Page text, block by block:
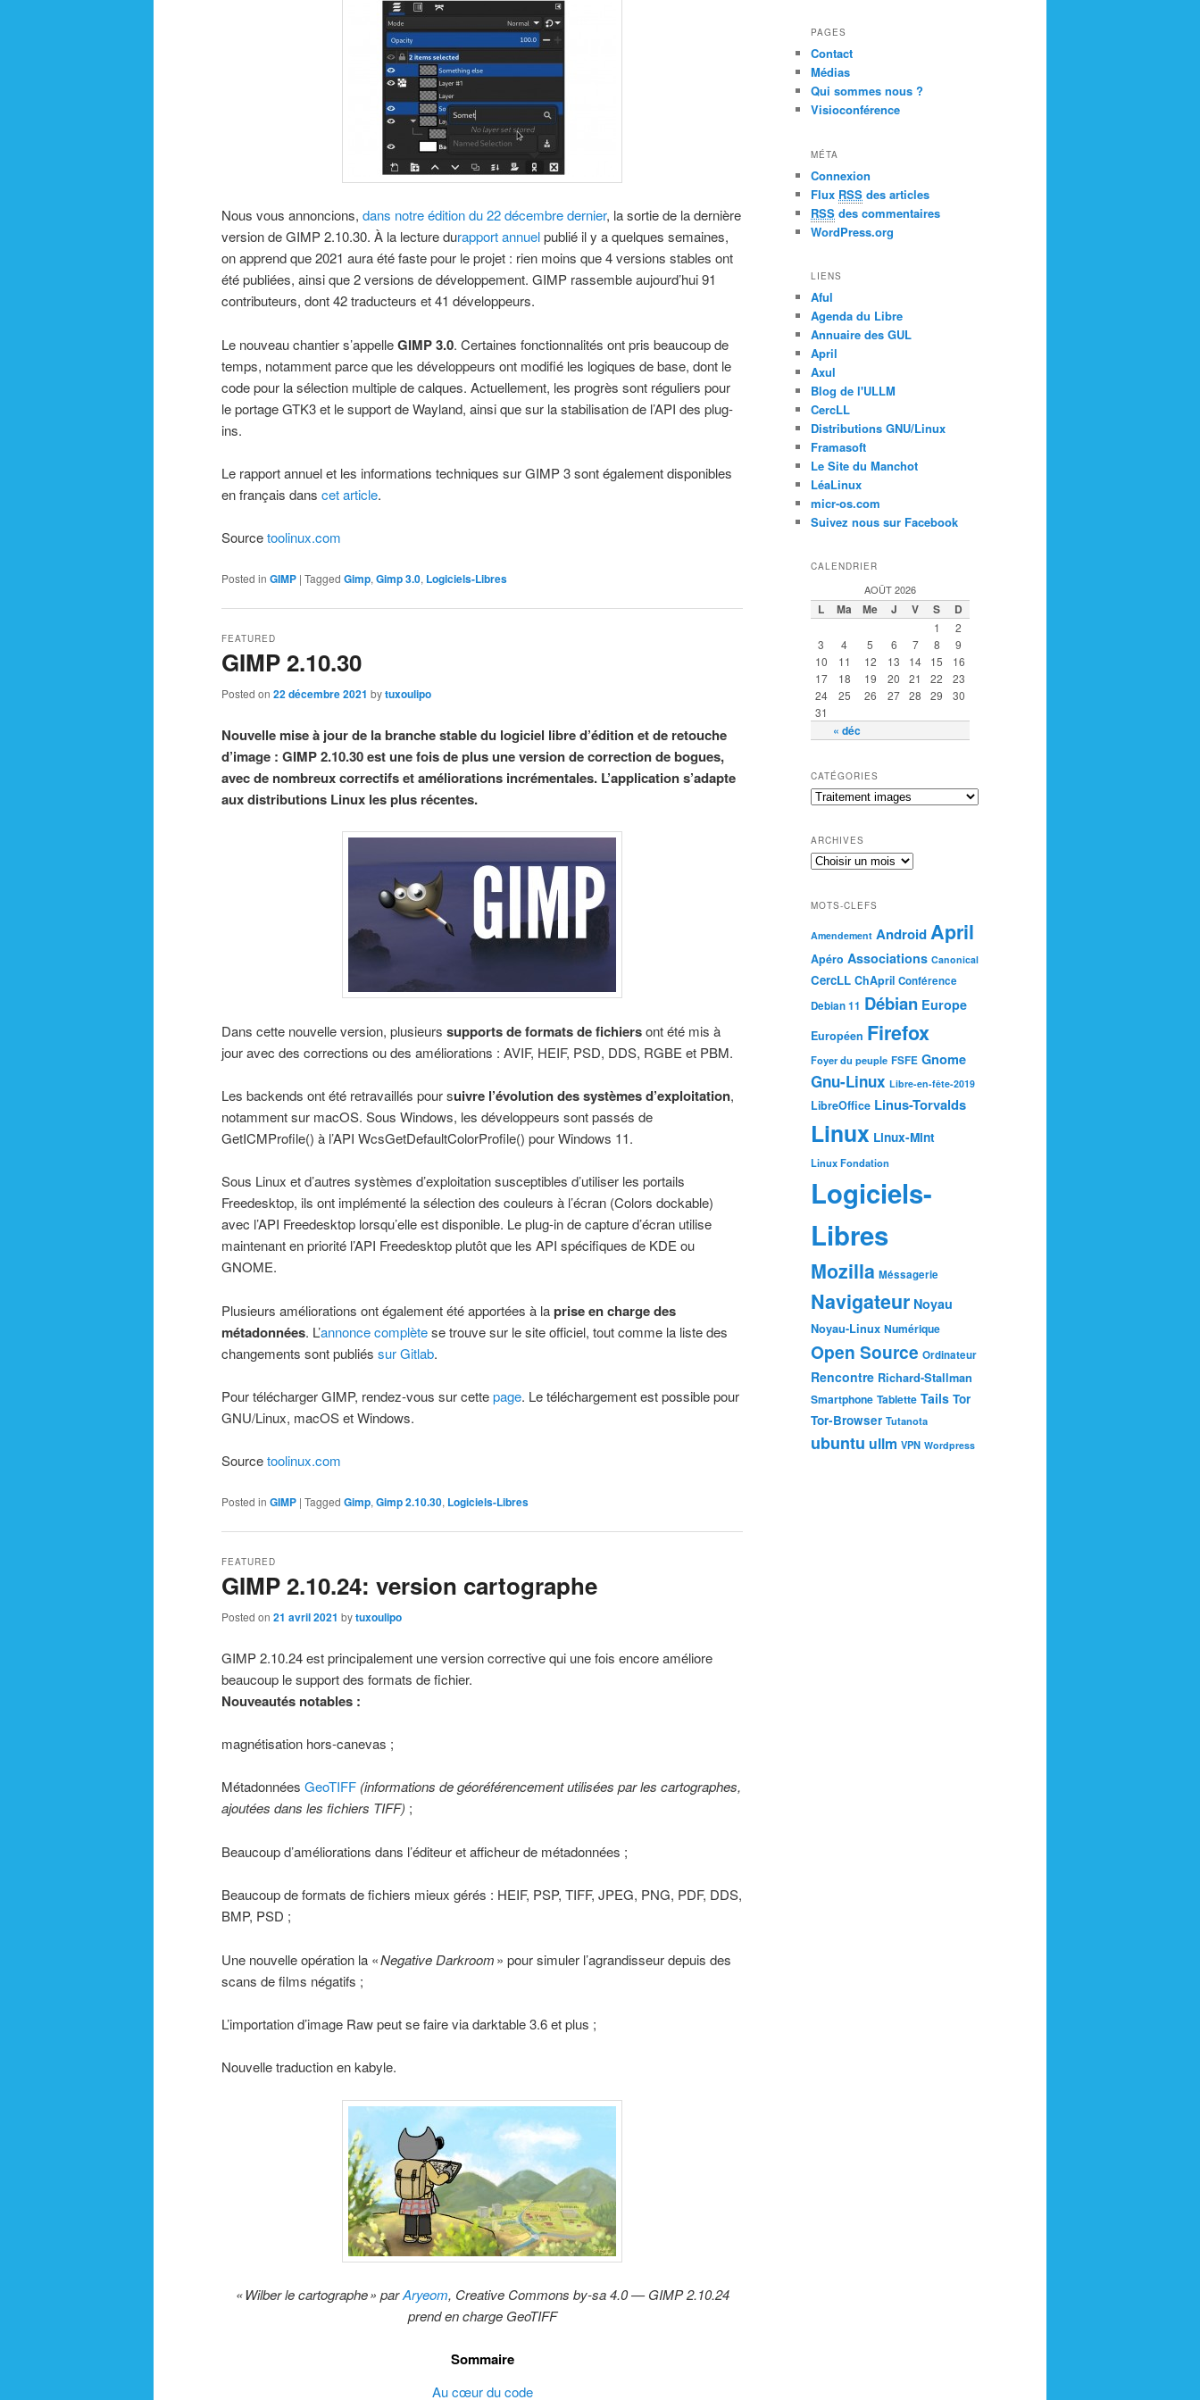
Nous vous annoncions, dans notre édition du 22 décembre dernier, la sortie de la dernière
version de GIMP 2.10.30. À la lecture durapport annuelpublié il y a quelques semaines,
on apprend que 2021 aura été faste pour le projet : rien moins que 4 versions stables ont
été publiées, ainsi que 2 versions de développement. GIMP rassemble aujourd’hui 91
contributeurs, dont 42 traducteurs et 41 développeurs.
Le nouveau chantier s’appelleGIMP 3.0. Certaines fonctionnalités ont pris beaucoup de
temps, notamment parce que les développeurs ont modifié les logiques de base, dont le
code pour la sélection multiple de calques. Actuellement, les progrès sont réguliers pour
le portage GTK3 et le support de Wayland, ainsi que sur la stabilisation de l’API des plug-
ins.
Le rapport annuel et les informations techniques sur GIMP 3 sont également disponibles
en français dans cet article.
Sourcetoolinux.com
Posted in GIMP | Tagged Gimp, Gimp 3.0, Logiciels-Libres
GIMP 2.10.30
FEATURED
Posted on 22 décembre 2021 bytuxoulipo
Nouvelle mise à jour de la branche stable du logiciel libre d’édition et de retouche
d’image : GIMP 2.10.30 est une fois de plus une version de correction de bogues,
avec de nombreux correctifs et améliorations incrémentales. L’application s’adapte
aux distributions Linux les plus récentes.
Dans cette nouvelle version, plusieurs supports de formats de fichiersont été mis à
jour avec des corrections ou des améliorations : AVIF, HEIF, PSD, DDS, RGBE et PBM.
Les backends ont été retravaillés pour suivre l’évolution des systèmes d’exploitation,
notamment sur macOS. Sous Windows, les développeurs sont passés de
GetICMProfile() à l’API WcsGetDefaultColorProfile() pour Windows 11.
Sous Linux et d’autres systèmes d’exploitation susceptibles d’utiliser les portails
Freedesktop, ils ont implémenté la sélection des couleurs à l’écran (Colors dockable)
avec l’API Freedesktop lorsqu’elle est disponible. Le plug-in de capture d’écran utilise
maintenant en priorité l’API Freedesktop plutôt que les API spécifiques de KDE ou
GNOME.
Plusieurs améliorations ont également été apportées à laprise en charge des
métadonnées. L’annonce complètese trouve sur le site officiel, tout comme la liste des
changements sont publiés sur Gitlab.
Pour télécharger GIMP, rendez-vous sur cettepage. Le téléchargement est possible pour
GNU/Linux, macOS et Windows.
Sourcetoolinux.com
Posted in GIMP | Tagged Gimp, Gimp 2.10.30, Logiciels-Libres
GIMP 2.10.24: version cartographe
FEATURED
Posted on 21 avril 2021 bytuxoulipo
GIMP 2.10.24 est principalement une version corrective qui une fois encore améliore
beaucoup le support des formats de fichier.
Nouveautés notables :
magnétisation hors-canevas ;
Métadonnées GeoTIFF (informations de géoréférencement utilisées par les cartographes,
ajoutées dans les fichiers TIFF) ;
Beaucoup d’améliorations dans l’éditeur et afficheur de métadonnées ;
Beaucoup de formats de fichiers mieux gérés : HEIF, PSP, TIFF, JPEG, PNG, PDF, DDS,
BMP, PSD ;
Une nouvelle opération la «Negative Darkroom» pour simuler l’agrandisseur depuis des
scans de films négatifs ;
L’importation d’image Raw peut se faire via darktable 3.6 et plus ;
Nouvelle traduction en kabyle.
« Wilber le cartographe » parAryeom, Creative Commons by-sa 4.0 — GIMP 2.10.24
prend en charge GeoTIFF
Sommaire
Au cœur du code
PAGES
Contact
Médias
Qui sommes nous ?
Visioconférence
MÉTA
Connexion
Flux RSS des articles
RSS des commentaires
WordPress.org
LIENS
Aful
Agenda du Libre
Annuaire des GUL
April
Axul
Blog de l'ULLM
CercLL
Distributions GNU/Linux
Framasoft
Le Site du Manchot
LéaLinux
micr-os.com
Suivez nous sur Facebook
CALENDRIER
AOÛT 2026
L Ma Me J V S D
« déc
1
2
3
4 5 6 7 8
9
10
11 12 13 14 15
16
17
18 19 20 21 22
23
24
25 26 27 28 29
30
31
CATÉGORIES
ARCHIVES
MOTS-CLEFS
Amendement AndroidApril
Apéro Associations Canonical
CercLL ChApril Conférence
Debian 11 Débian Europe
Européen Firefox
Foyer du peuple FSFE Gnome
Gnu-Linux Libre-en-fête-2019
LibreOffice Linus-Torvalds
Linux Linux-Mint
Linux Fondation
Logiciels-
Libres
Mozilla Méssagerie
Navigateur Noyau
Noyau-Linux Numérique
Open Source Ordinateur
Rencontre Richard-Stallman
Smartphone Tablette Tails Tor
Tor-Browser Tutanota
ubuntu ullm VPN Wordpress